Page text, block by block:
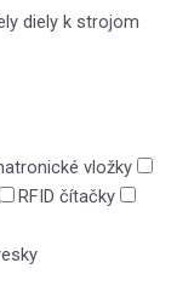
diely k strojom
vložky
RFID čítačky